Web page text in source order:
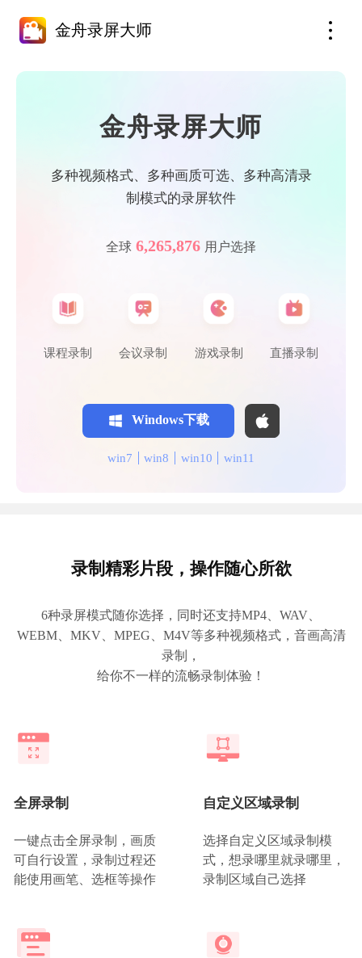
金舟录屏大师
金舟录屏大师
多种视频格式、多种画质可选、多种高清录
制模式的录屏软件
全球 6,265,876 用户选择
课程录制 会议录制 游戏录制 直播录制
Windows下载
win7 win8 win10 win11
录制精彩片段，操作随心所欲
6种录屏模式随你选择，同时还支持MP4、WAV、
WEBM、MKV、MPEG、M4V等多种视频格式，音画高清
录制，
给你不一样的流畅录制体验！
全屏录制
一键点击全屏录制，画质
可自行设置，录制过程还
能使用画笔、选框等操作
自定义区域录制
选择自定义区域录制模
式，想录哪里就录哪里，
录制区域自己选择